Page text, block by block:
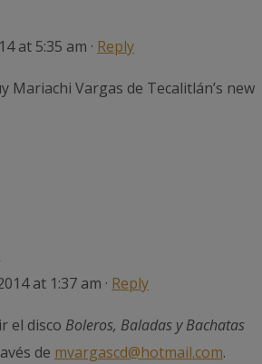
at 5:35 am · Reply
Mariachi Vargas de Tecalitlán’s new
at 1:37 am · Reply
el disco Boleros, Baladas y Bachatas
de mvargascd@hotmail.com.